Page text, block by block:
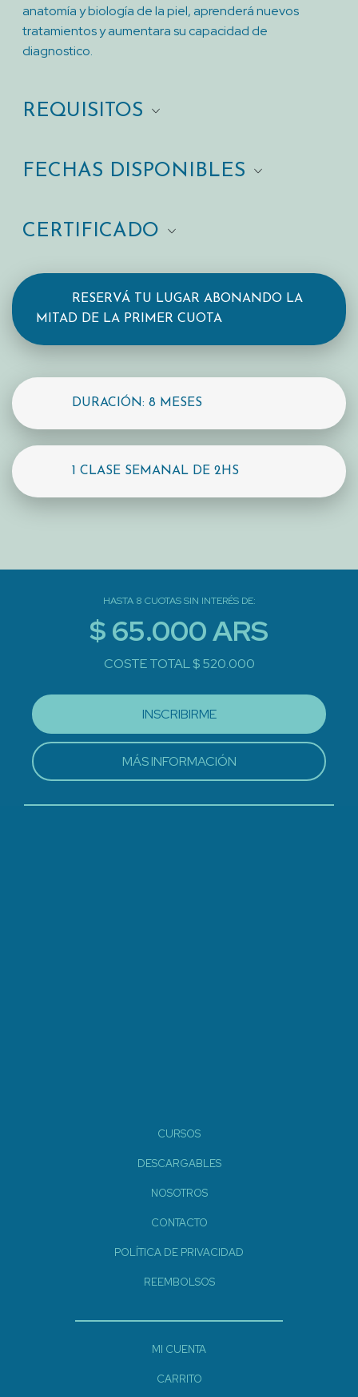
anatomía y biología de la piel, aprenderá nuevos
tratamientos y aumentara su capacidad de
diagnostico.
REQUISITOS
FECHAS DISPONIBLES
CERTIFICADO
RESERVÁ TU LUGAR ABONANDO LA
MITAD DE LA PRIMER CUOTA
DURACIÓN: 8 MESES
1 CLASE SEMANAL DE 2HS
HASTA 8 CUOTAS SIN INTERÉS DE:
$ 65.000 ARS
COSTE TOTAL $ 520.000
INSCRIBIRME
MÁS INFORMACIÓN
CURSOS
DESCARGABLES
NOSOTROS
CONTACTO
POLÍTICA DE PRIVACIDAD
REEMBOLSOS
MI CUENTA
CARRITO